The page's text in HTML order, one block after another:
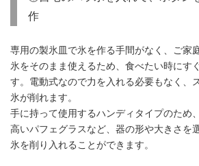
作
専用の製氷皿で氷を作る手間がなく、ご家
氷をそのまま使えるため、食べたい時にす
す。電動式なので力を入れる必要もなく、
氷が削れます。
手に持って使用するハンディタイプのため
高いパフェグラスなど、器の形や大きさを
氷を削り入れることができます。